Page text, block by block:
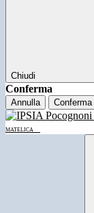
Chiudi
Conferma
Annulla Conferma
MATELICA